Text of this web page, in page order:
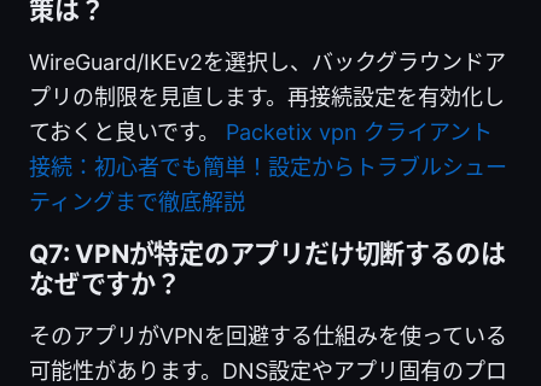
策は？
WireGuard/IKEv2を選択し、バックグラウンドア
プリの制限を見直します。再接続設定を有効化し
ておくと良いです。 Packetix vpn クライアント
接続：初心者でも簡単！設定からトラブルシュー
ティングまで徹底解説
Q7: VPNが特定のアプリだけ切断するのは
なぜですか？
そのアプリがVPNを回避する仕組みを使っている
可能性があります。DNS設定やアプリ固有のプロ